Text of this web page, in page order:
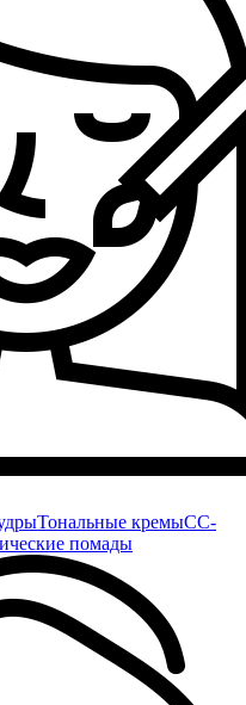
Тональные кремыCC-
помады